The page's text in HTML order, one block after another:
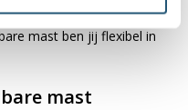
een tijdelijke mast voor
mast ben jij flexibel in
mast